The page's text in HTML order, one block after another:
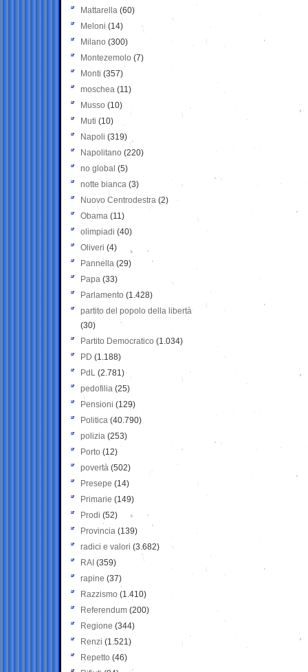
Mattarella (60)
Meloni (14)
Milano (300)
Montezemolo (7)
Monti (357)
moschea (11)
Musso (10)
Muti (10)
Napoli (319)
Napolitano (220)
no global (5)
notte bianca (3)
Nuovo Centrodestra (2)
Obama (11)
olimpiadi (40)
Oliveri (4)
Pannella (29)
Papa (33)
Parlamento (1.428)
partito del popolo della libertà
(30)
Partito Democratico (1.034)
PD (1.188)
PdL (2.781)
pedofilia (25)
Pensioni (129)
Politica (40.790)
polizia (253)
Porto (12)
povertà (502)
Presepe (14)
Primarie (149)
Prodi (52)
Provincia (139)
radici e valori (3.682)
RAI (359)
rapine (37)
Razzismo (1.410)
Referendum (200)
Regione (344)
Renzi (1.521)
Repetto (46)